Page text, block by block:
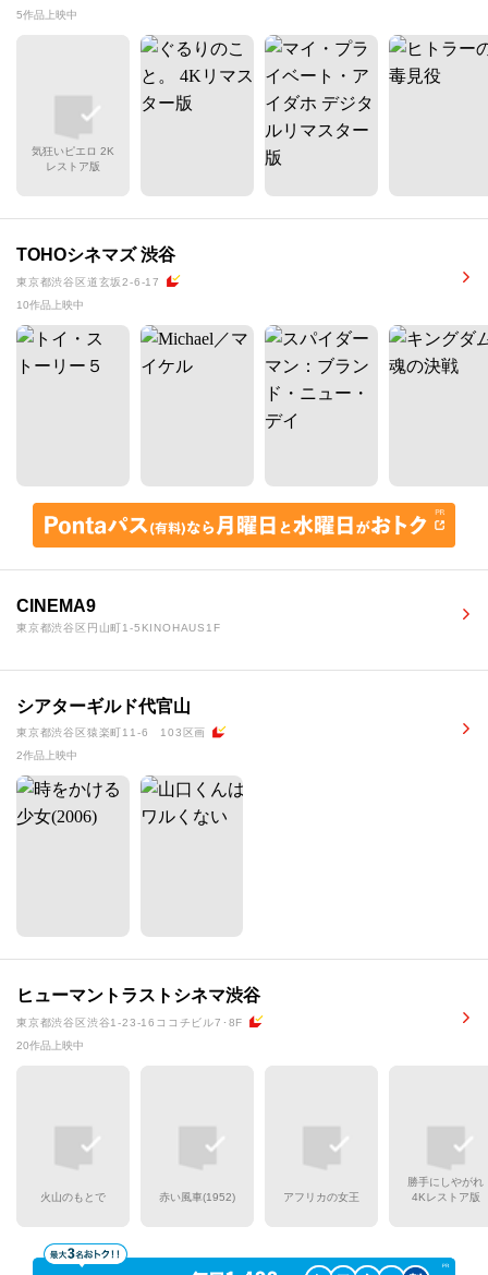
5作品上映中
気狂いピエロ 2K
レストア版
TOHOシネマズ 渋谷
東京都渋谷区道玄坂2-6-17
10作品上映中
CINEMA9
東京都渋谷区円山町1-5KINOHAUS1F
シアターギルド代官山
東京都渋谷区猿楽町11-6 103区画
2作品上映中
ヒューマントラストシネマ渋谷
東京都渋谷区渋谷1-23-16ココチビル7･8F
20作品上映中
火山のもとで 赤い風車(1952) アフリカの女王
勝手にしやがれ
4Kレストア版